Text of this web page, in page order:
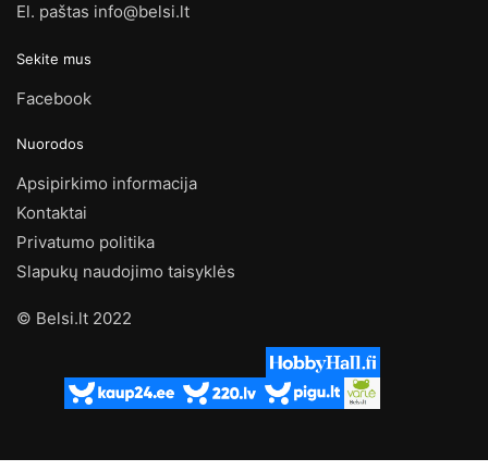
El. paštas info@belsi.lt
Sekite mus
Facebook
Nuorodos
Apsipirkimo informacija
Kontaktai
Privatumo politika
Slapukų naudojimo taisyklės
© Belsi.lt 2022